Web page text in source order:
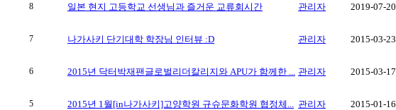
8 일본 현지 고등학교 선생님과 즐거운 교류회시간 관리자 2019-07-20
7 나가사키 단기대학 학장님 인터뷰 :D 관리자 2015-03-23
6 2015년 닥터박재팬글로벌리더칼리지와 APU가 함께한 ... 관리자 2015-03-17
5 2015년 1월[in나가사키]고양학원 규슈문화학원 협정체... 관리자 2015-01-16